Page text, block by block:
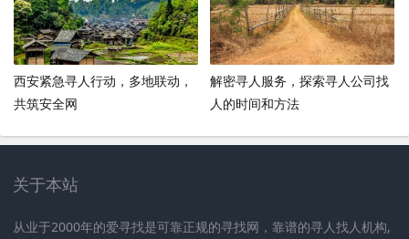
西安紧急寻人行动，多地联动，
共筑安全网
解密寻人服务，探索寻人公司找
人的时间和方法
关于本站
从业于2000年的爱寻找是可靠正规的寻找网，靠谱的寻人找人机构,